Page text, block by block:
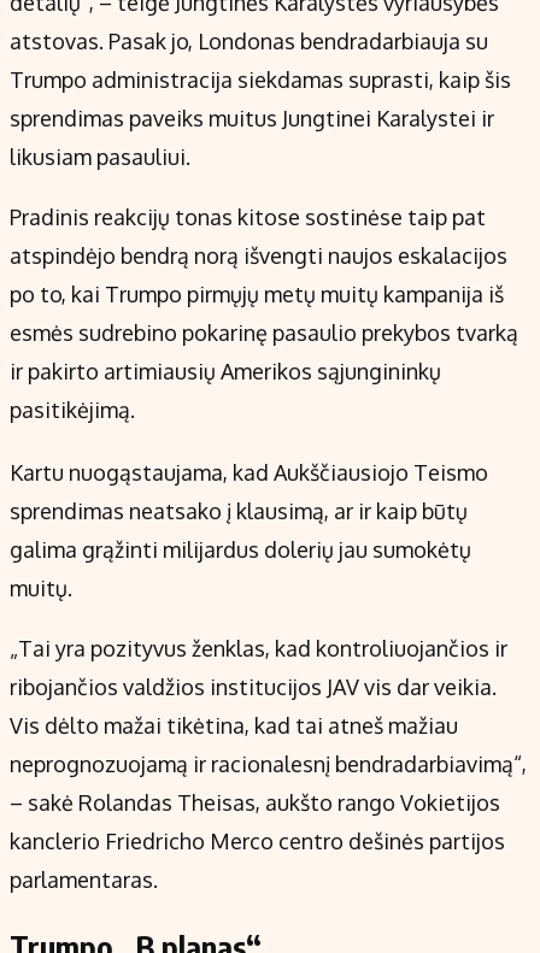
atstovas. Pasak jo, Londonas bendradarbiauja su
Trumpo administracija siekdamas suprasti, kaip šis
sprendimas paveiks muitus Jungtinei Karalystei ir
likusiam pasauliui.
Pradinis reakcijų tonas kitose sostinėse taip pat
atspindėjo bendrą norą išvengti naujos eskalacijos
po to, kai Trumpo pirmųjų metų muitų kampanija iš
esmės sudrebino pokarinę pasaulio prekybos tvarką
ir pakirto artimiausių Amerikos sąjungininkų
pasitikėjimą.
Kartu nuogąstaujama, kad Aukščiausiojo Teismo
sprendimas neatsako į klausimą, ar ir kaip būtų
galima grąžinti milijardus dolerių jau sumokėtų
muitų.
„Tai yra pozityvus ženklas, kad kontroliuojančios ir
ribojančios valdžios institucijos JAV vis dar veikia.
Vis dėlto mažai tikėtina, kad tai atneš mažiau
neprognozuojamą ir racionalesnį bendradarbiavimą“,
– sakė Rolandas Theisas, aukšto rango Vokietijos
kanclerio Friedricho Merco centro dešinės partijos
parlamentaras.